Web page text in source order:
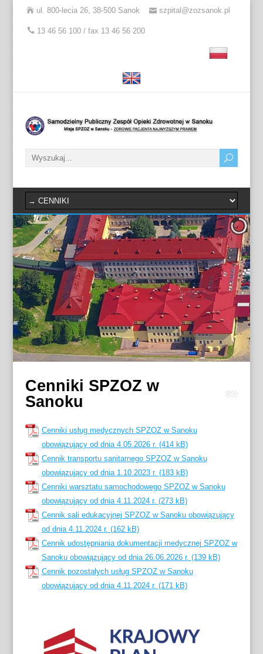
ul. 800-lecia 26, 38-500 Sanok szpital@zozsanok.pl
13 46 56 100 / fax 13 46 56 200
Cenniki SPZOZ w
Sanoku
Cenniki usług medycznych SPZOZ w Sanoku
obowiązujący od dnia 4.05.2026 r.
Cennik transportu sanitarnego SPZOZ w Sanoku
obowiązujący od dnia 1.10.2023 r.
Cenniki warsztatu samochodowego SPZOZ w Sanoku
obowiązujący od dnia 4.11.2024 r.
Cennik sali edukacyjnej SPZOZ w Sanoku obowiązujący
od dnia 4.11.2024 r.
Cennik udostępniania dokumentacji medycznej SPZOZ w
Sanoku obowiązujący od dnia 26.06.2026 r.
Cennik pozostałych usług SPZOZ w Sanoku
obowiązujący od dnia 4.11.2024 r.